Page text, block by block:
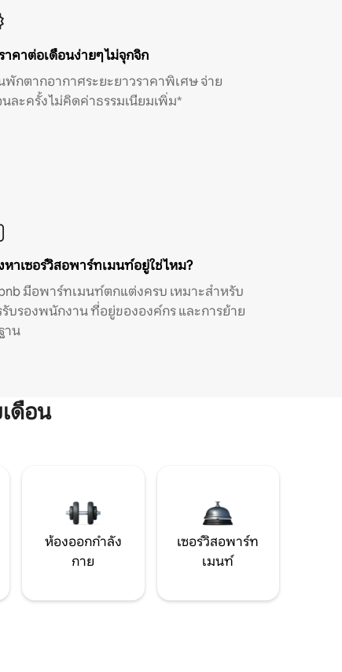
าคาต่อเดือนง่ายๆ ไม่จุกจิก
พักตากอากาศระยะยาวราคาพิเศษ จ่าย
นละครั้ง ไม่คิดค่าธรรมเนียมเพิ่ม*
หาเซอร์วิสอพาร์ทเมนท์อยู่ใช่ไหม?
มีอพาร์ทเมนท์ตกแต่งครบ เหมาะสำหรับ
รับรองพนักงาน ที่อยู่ขององค์กร และการย้าย
าน
ดือน
ห้องออกกำลัง
กาย
เซอร์วิสอพาร์ท
เมนท์